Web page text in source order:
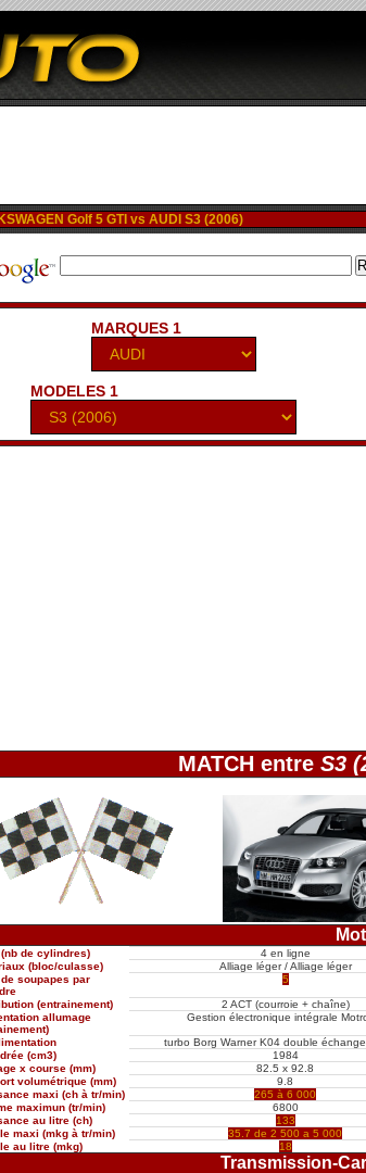
Golf 5 GTI vs AUDI S3 (2006)
MARQUES 1
MODELES 1
MATCH entre S3
(nb de cylindres) 4 en ligne
(bloc/culasse)
Alliage léger / Alliage léger
soupapes par
5
(entrainement) 2 ACT (courroie + chaîne)
allumage
Gestion électronique intégrale
turbo Borg Warner K04 double
(cm3)
1984
x course (mm)
82.5 x 92.8
volumétrique (mm)
9.8
maxi (ch à tr/min)
265 à 6 000
maximun (tr/min)
6800
au litre (ch)
133
maxi (mkg à tr/min)
35.7 de 2 500 a 5 000
au litre (mkg)
18
Transmission-